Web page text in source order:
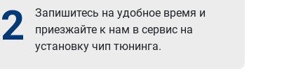
2
Запишитесь на удобное время и
приезжайте к нам в сервис на
установку чип тюнинга.